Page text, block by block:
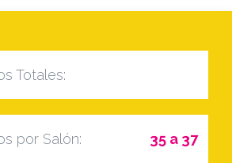
Totales:
por Salón: 35 a 37